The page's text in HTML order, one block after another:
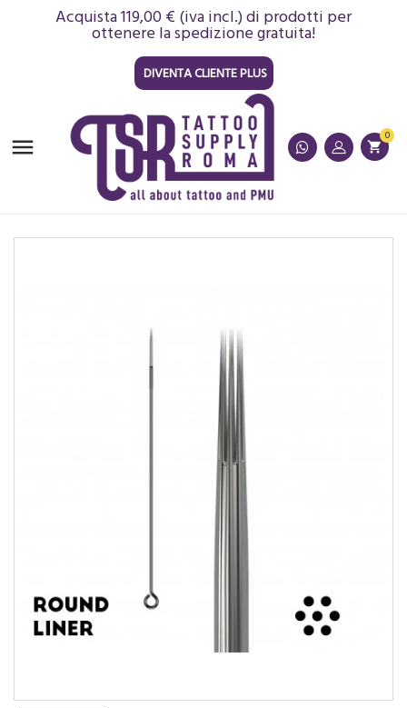
Acquista 119,00 € (iva incl.) di prodotti per
ottenere la spedizione gratuita!
DIVENTA CLIENTE PLUS
 shopping_cart
0